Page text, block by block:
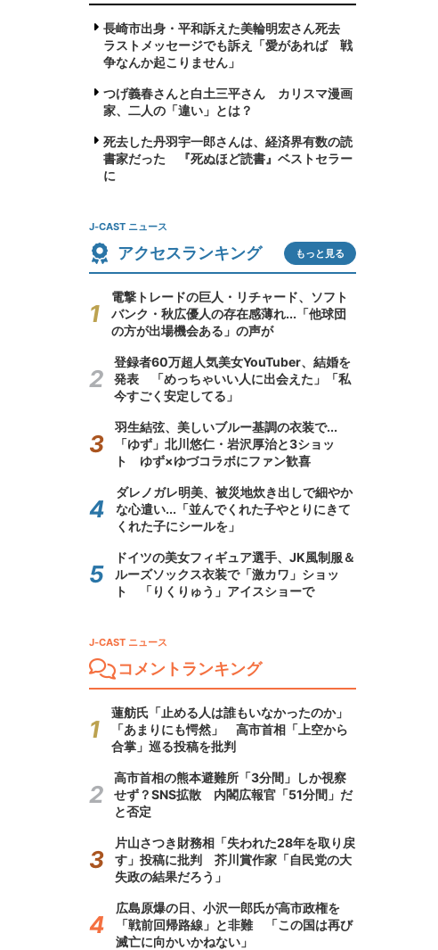
長崎市出身・平和訴えた美輪明宏さん死去
ラストメッセージでも訴え「愛があれば 戦
争なんか起こりません」
つげ義春さんと白土三平さん カリスマ漫画
家、二人の「違い」とは？
死去した丹羽宇一郎さんは、経済界有数の読
書家だった 『死ぬほど読書』ベストセラー
に
J-CAST ニュース
アクセスランキング もっと見る
電撃トレードの巨人・リチャード、ソフト
バンク・秋広優人の存在感薄れ...「他球団
の方が出場機会ある」の声が
登録者60万超人気美女YouTuber、結婚を
発表 「めっちゃいい人に出会えた」「私
今すごく安定してる」
羽生結弦、美しいブルー基調の衣装で...
「ゆず」北川悠仁・岩沢厚治と3ショッ
ト ゆず×ゆづコラボにファン歓喜
ダレノガレ明美、被災地炊き出しで細やか
な心遣い...「並んでくれた子やとりにきて
くれた子にシールを」
ドイツの美女フィギュア選手、JK風制服＆
ルーズソックス衣装で「激カワ」ショッ
ト 「りくりゅう」アイスショーで
J-CAST ニュース
コメントランキング
蓮舫氏「止める人は誰もいなかったのか」
「あまりにも愕然」 高市首相「上空から
合掌」巡る投稿を批判
高市首相の熊本避難所「3分間」しか視察
せず？SNS拡散 内閣広報官「51分間」だ
と否定
片山さつき財務相「失われた28年を取り戻
す」投稿に批判 芥川賞作家「自民党の大
失政の結果だろう」
広島原爆の日、小沢一郎氏が高市政権を
「戦前回帰路線」と非難 「この国は再び
滅亡に向かいかねない」